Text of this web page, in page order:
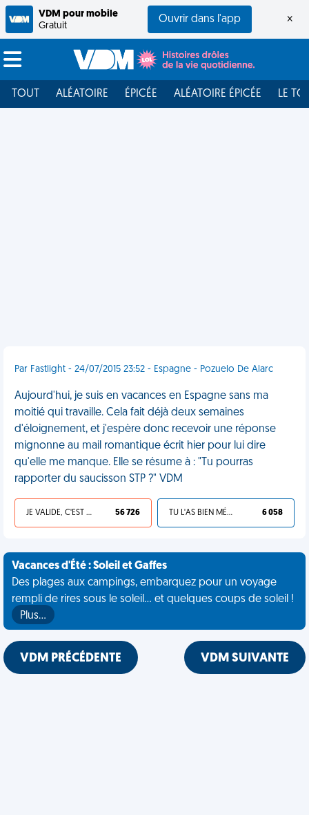
VDM pour mobile
Gratuit
Ouvrir dans l'app ×
TOUT ALÉATOIRE ÉPICÉE ALÉATOIRE ÉPICÉE LE
Par Fastlight - 24/07/2015 23:52 - Espagne - Pozuelo De Alarc
Aujourd'hui, je suis en vacances en Espagne sans ma
moitié qui travaille. Cela fait déjà deux semaines
d'éloignement, et j'espère donc recevoir une réponse
mignonne au mail romantique écrit hier pour lui dire
qu'elle me manque. Elle se résume à : "Tu pourras
rapporter du saucisson STP ?" VDM
JE VALIDE, C'EST UNE VDM 56 726 TU L'AS BIEN MÉRITÉ 6 058
Vacances d'Été : Soleil et Gaffes
Des plages aux campings, embarquez pour un voyage
rempli de rires sous le soleil... et quelques coups de soleil !
Plus…
VDM PRÉCÉDENTE VDM SUIVANTE